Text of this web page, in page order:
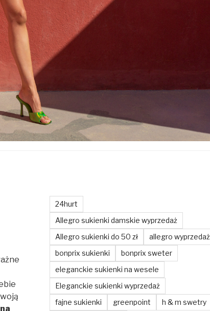
24hurt
Allegro sukienki damskie wyprzedaż
Allegro sukienki do 50 zł
allegro wyprzedaż
bonprix sukienki
bonprix sweter
eleganckie sukienki na wesele
Eleganckie sukienki wyprzedaż
fajne sukienki
greenpoint
h & m swetry